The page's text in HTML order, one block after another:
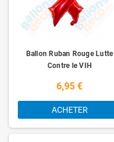
Ballon Ruban Rouge Lutte
Contre le VIH
6,95 €
ACHETER